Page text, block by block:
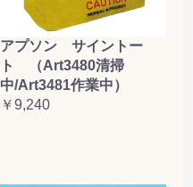
アプソン サイントー
ト （Art3480清掃
中/Art3481作業中）
￥9,240